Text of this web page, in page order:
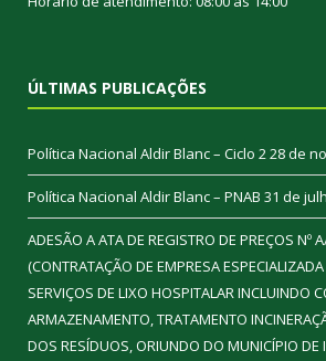
ÚLTIMAS PUBLICAÇÕES
Política Nacional Aldir Blanc – Ciclo 228 de
Política Nacional Aldir Blanc – PNAB 31 de
ADESÃO A ATA DE REGISTRO DE PREÇOS Nº
(CONTRATAÇÃO DE EMPRESA
SERVIÇOS DE LIXO HOSPITALAR INCLUINDO
ARMAZENAMENTO, TRATAMENTO
DOS RESÍDUOS, ORIUNDO DO MUNICÍPIO DE